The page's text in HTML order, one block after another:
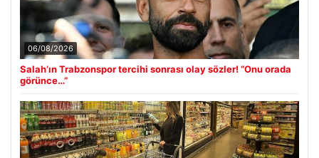
06/08/2026
Salah’ın Trabzonspor tercihi sonrası olay sözler! “Onu orada
görünce…”